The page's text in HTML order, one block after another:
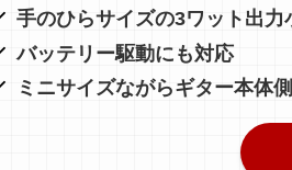
手のひらサイズの3ワット出力
バッテリー駆動にも対応
ミニサイズながらギター本体